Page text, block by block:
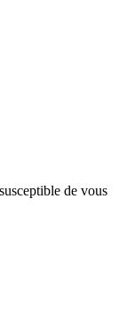
de vous